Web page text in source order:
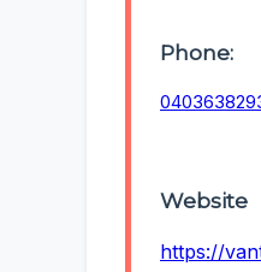
Phone:
Website
https://